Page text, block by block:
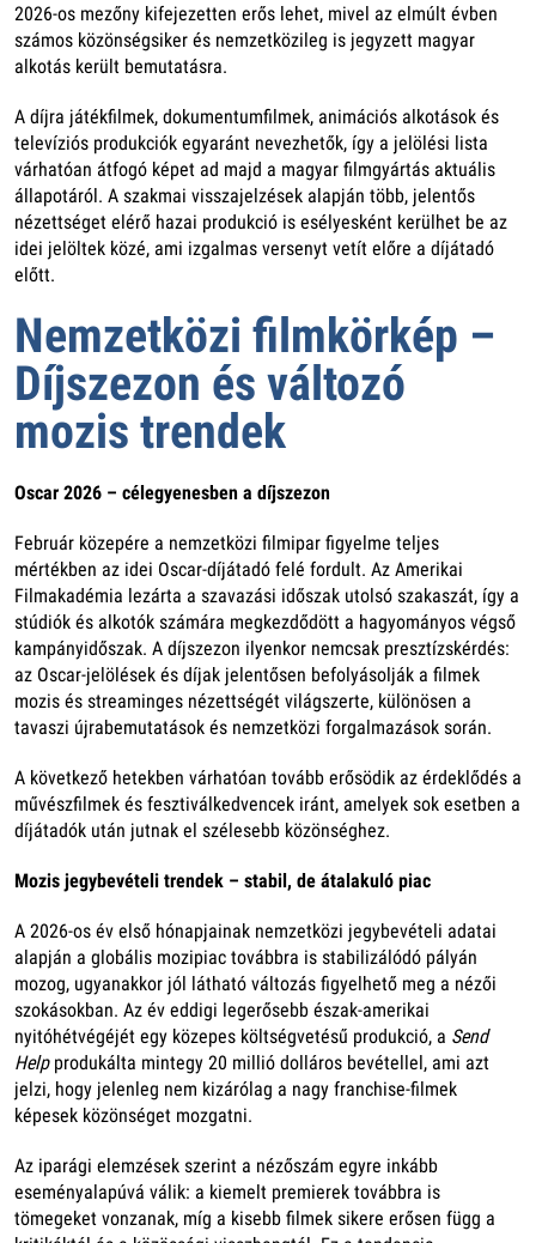
2026-os mezőny kifejezetten erős lehet, mivel az elmúlt évben
számos közönségsiker és nemzetközileg is jegyzett magyar
alkotás került bemutatásra.
A díjra játékfilmek, dokumentumfilmek, animációs alkotások és
televíziós produkciók egyaránt nevezhetők, így a jelölési lista
várhatóan átfogó képet ad majd a magyar filmgyártás aktuális
állapotáról. A szakmai visszajelzések alapján több, jelentős
nézettséget elérő hazai produkció is esélyesként kerülhet be az
idei jelöltek közé, ami izgalmas versenyt vetít előre a díjátadó
előtt.
Nemzetközi filmkörkép –
Díjszezon és változó
mozis trendek
Oscar 2026 – célegyenesben a díjszezon
Február közepére a nemzetközi filmipar figyelme teljes
mértékben az idei Oscar-díjátadó felé fordult. Az Amerikai
Filmakadémia lezárta a szavazási időszak utolsó szakaszát, így a
stúdiók és alkotók számára megkezdődött a hagyományos végső
kampányidőszak. A díjszezon ilyenkor nemcsak presztízskérdés:
az Oscar-jelölések és díjak jelentősen befolyásolják a filmek
mozis és streaminges nézettségét világszerte, különösen a
tavaszi újrabemutatások és nemzetközi forgalmazások során.
A következő hetekben várhatóan tovább erősödik az érdeklődés a
művészfilmek és fesztiválkedvencek iránt, amelyek sok esetben a
díjátadók után jutnak el szélesebb közönséghez.
Mozis jegybevételi trendek – stabil, de átalakuló piac
A 2026-os év első hónapjainak nemzetközi jegybevételi adatai
alapján a globális mozipiac továbbra is stabilizálódó pályán
mozog, ugyanakkor jól látható változás figyelhető meg a nézői
szokásokban. Az év eddigi legerősebb észak-amerikai
nyitóhétvégéjét egy közepes költségvetésű produkció, a Send
Helpprodukálta mintegy 20 millió dolláros bevétellel, ami azt
jelzi, hogy jelenleg nem kizárólag a nagy franchise-filmek
képesek közönséget mozgatni.
Az iparági elemzések szerint a nézőszám egyre inkább
eseményalapúvá válik: a kiemelt premierek továbbra is
tömegeket vonzanak, míg a kisebb filmek sikere erősen függ a